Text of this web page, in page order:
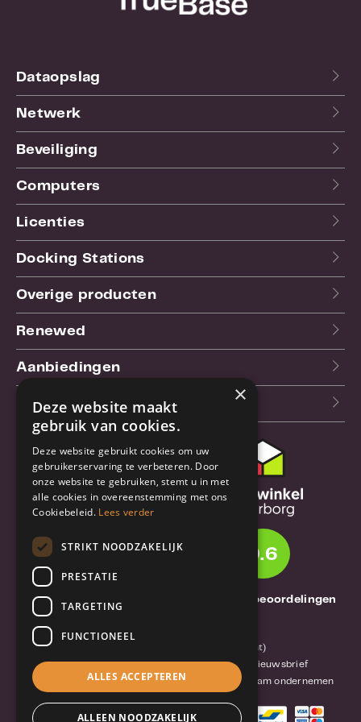
Dataopslag
Netwerk
Beveiliging
Computers
Licenties
Docking Stations
Overige producten
Renewed
Aanbiedingen
Blog
Klantenservice
Bestel- en
verzendinformatie
Garantie en reparatie
Annuleren of retourneren
Over TrueBase
9.6
1261 Thuisbeoordelingen
Over TrueBase
Privacy en voorwaarden (consument)
Algemene voorwaarden (zakelijk)
Blog en nieuwsbrief
Reviews van klanten
Mobile-Harddisk.nl Duurzaam ondernemen
×
Deze website maakt
gebruik van cookies.
Deze website gebruikt cookies om uw
gebruikerservaring te verbeteren. Door
onze website te gebruiken, stemt u in met
alle cookies in overeenstemming met ons
Cookiebeleid. Lees verder
STRIKT NOODZAKELIJK
PRESTATIE
TARGETING
FUNCTIONEEL
ALLES ACCEPTEREN
ALLEEN NOODZAKELIJK